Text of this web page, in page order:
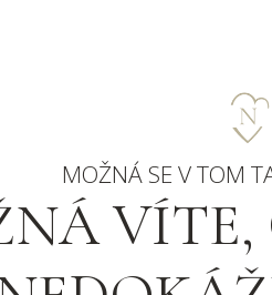
MOŽNÁ SE V TOM
VÍTE,